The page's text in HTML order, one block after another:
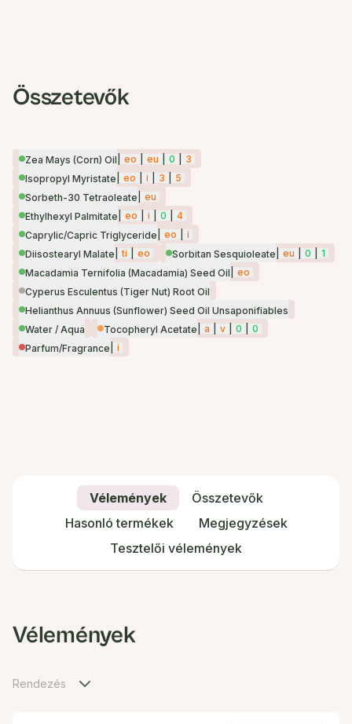
Összetevők
Zea Mays (Corn) Oil eo eu 0
3
Isopropyl Myristate
eo i 3
5
Sorbeth-30 Tetraoleate
eu
Ethylhexyl Palmitate
eo i 0
4
Caprylic/Capric Triglyceride
eo
i
Diisostearyl Malate
ti eo Sorbitan Sesquioleate eu 0
1
Macadamia Ternifolia (Macadamia) Seed Oil
eo
Cyperus Esculentus (Tiger Nut) Root Oil
Helianthus Annuus (Sunflower) Seed Oil Unsaponifiables
Water / Aqua
Tocopheryl Acetate a v 0
0
Parfum/Fragrance
i
Vélemények
Összetevők
Hasonló termékek
Megjegyzések
Tesztelői vélemények
Vélemények
Rendezés